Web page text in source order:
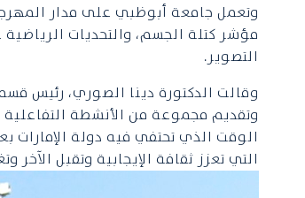
وتعمل جامعة أبوظبي على مدار
التصوير.
وقالت الدكتورة دينا الصوري، رئيس
وتقديم مجموعة من الأنشطة
الوقت الذي تحتفي فيه دولة الإمارات
التي تعزز ثقافة الإيجابية وتقبل